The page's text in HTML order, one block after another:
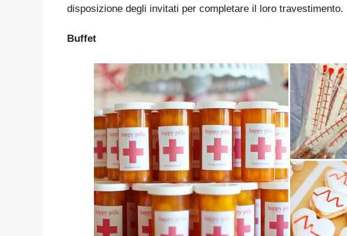
disposizione degli invitati per completare il loro travestimento.
Buffet